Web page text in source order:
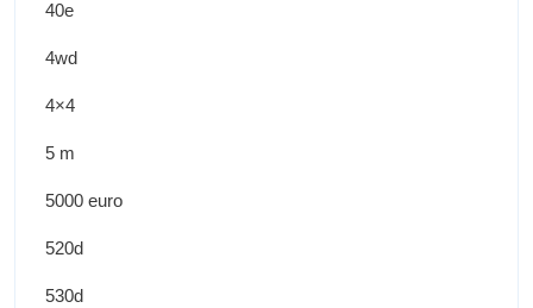
40e
4wd
4×4
5 m
5000 euro
520d
530d